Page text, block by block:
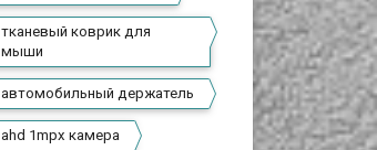
тканевый коврик для
мыши
автомобильный держатель
ahd 1mpx камера